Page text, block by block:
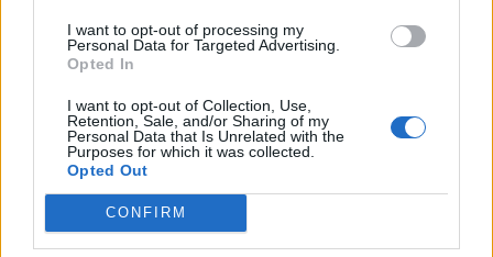
I want to opt-out of processing my
Personal Data for Targeted Advertising.
Opted In
I want to opt-out of Collection, Use,
Retention, Sale, and/or Sharing of my
Personal Data that Is Unrelated with the
Purposes for which it was collected.
Opted Out
CONFIRM
X